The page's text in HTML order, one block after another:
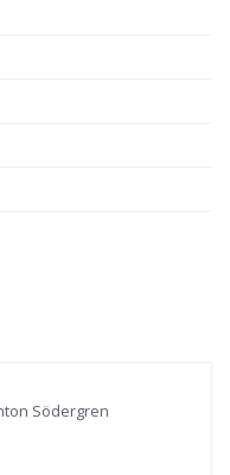
Södergren